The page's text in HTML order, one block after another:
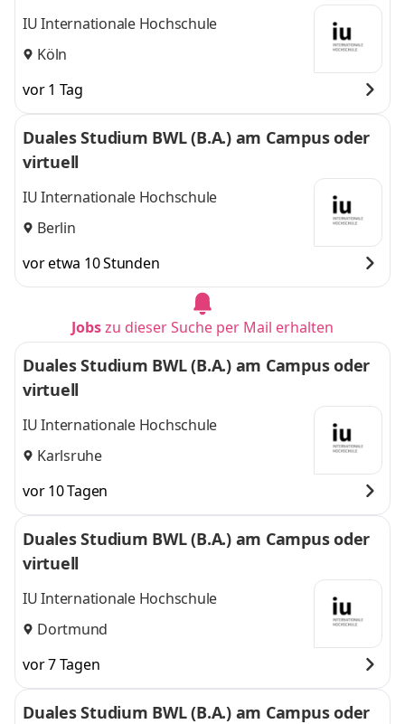
IU Internationale Hochschule
Köln
vor 1 Tag
Duales Studium BWL (B.A.) am Campus oder
virtuell
IU Internationale Hochschule
Berlin
vor etwa 10 Stunden
Jobszu dieser Suche per Mail erhalten
Duales Studium BWL (B.A.) am Campus oder
virtuell
IU Internationale Hochschule
Karlsruhe
vor 10 Tagen
Duales Studium BWL (B.A.) am Campus oder
virtuell
IU Internationale Hochschule
Dortmund
vor 7 Tagen
Duales Studium BWL (B.A.) am Campus oder